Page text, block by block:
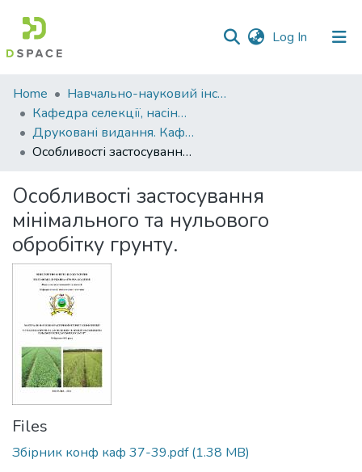
Log In (current)
Communities
&
Collections
Statistics
Home
Навчально-науковий інститут агротехнологій, селекції та екології
Кафедра селекції, насінництва і генетики
Друковані видання. Кафедра селекції, насінництва і генетики
Особливості застосування мінімального та нульового обробітку грунту.
Особливості застосування
мінімального та нульового
обробітку грунту.
Files
Збірник конф каф 37-39.pdf(1.38 MB)